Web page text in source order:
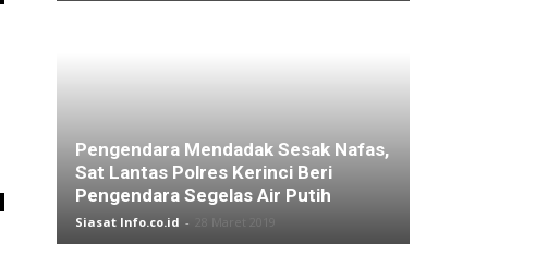
Pengendara Mendadak Sesak Nafas,
Sat Lantas Polres Kerinci Beri
Pengendara Segelas Air Putih
Siasat Info.co.id -